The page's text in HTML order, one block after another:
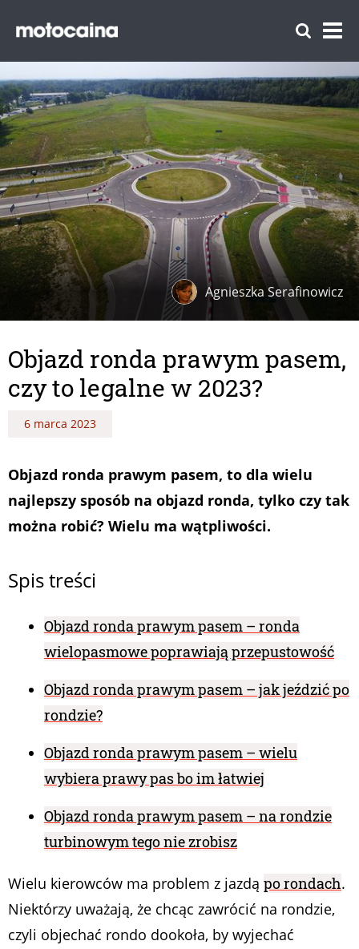
Agnieszka Serafinowicz
Objazd ronda prawym pasem,
czy to legalne w 2023?
6 marca 2023
Objazd ronda prawym pasem, to dla wielu
najlepszy sposób na objazd ronda, tylko czy tak
można robić? Wielu ma wątpliwości.
Spis treści
Objazd ronda prawym pasem – ronda
wielopasmowe poprawiają przepustowość
Objazd ronda prawym pasem – jak jeździć po
rondzie?
Objazd ronda prawym pasem – wielu
wybiera prawy pas bo im łatwiej
Objazd ronda prawym pasem – na rondzie
turbinowym tego nie zrobisz
Wielu kierowców ma problem z jazdą po rondach.
Niektórzy uważają, że chcąc zawrócić na rondzie,
czyli objechać rondo dookoła, by wyjechać